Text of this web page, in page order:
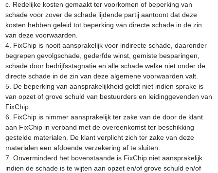
c. Redelijke kosten gemaakt ter voorkomen of beperking van
schade voor zover de schade lijdende partij aantoont dat deze
kosten hebben geleid tot beperking van directe schade in de zin
van deze voorwaarden.
4. FixChip is nooit aansprakelijk voor indirecte schade, daaronder
begrepen gevolgschade, gederfde winst, gemiste besparingen,
schade door bedrijfsstagnatie en alle schade welke niet onder de
directe schade in de zin van deze algemene voorwaarden valt.
5. De beperking van aansprakelijkheid geldt niet indien sprake is
van opzet of grove schuld van bestuurders en leidinggevenden van
FixChip.
6. FixChip is nimmer aansprakelijk ter zake van de door de klant
aan FixChip in verband met de overeenkomst ter beschikking
gestelde materialen. De klant verplicht zich ter zake van deze
materialen een afdoende verzekering af te sluiten.
7. Onverminderd het bovenstaande is FixChip niet aansprakelijk
indien de schade is te wijten aan opzet en/of grove schuld en/of